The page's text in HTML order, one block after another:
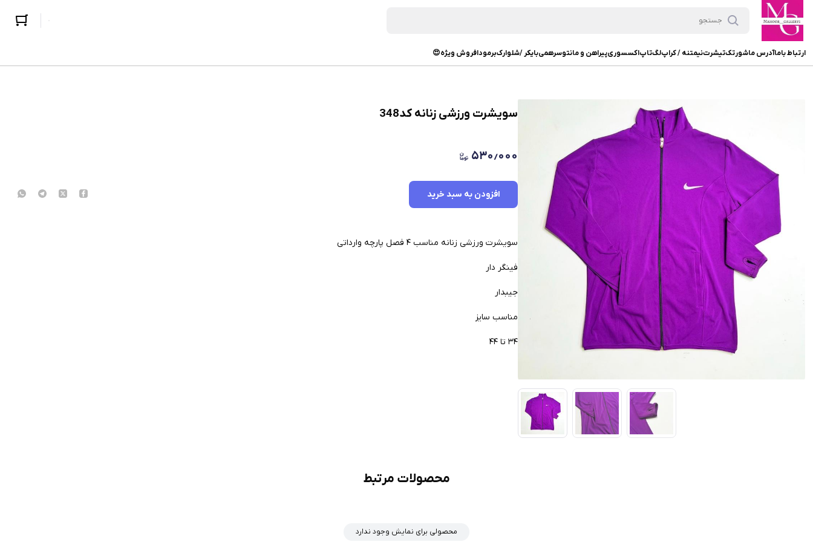
ارتباط باماآدرس ماشورتکتیشرتنیمتنه / کراپلگتاپاکسسوریپیراهن و مانتوسرهمیبایکر /شلوارکبرمودافروش ویژه😍
سویشرت ورزشی زنانه کد348
۵۳۰٫۰۰۰
افزودن به سبد خرید
سویشرت ورزشی زنانه مناسب ۴ فصل پارچه وارداتی
فینگر دار
جیبدار
مناسب سایز
۳۴ تا ۴۴
محصولات مرتبط
محصولی برای نمایش وجود ندارد